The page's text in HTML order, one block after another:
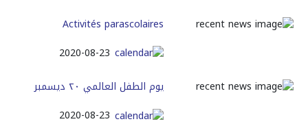
Activités parascolaires
2020-08-23
يوم الطفل العالمي ٢٠ ديسمبر
2020-08-23